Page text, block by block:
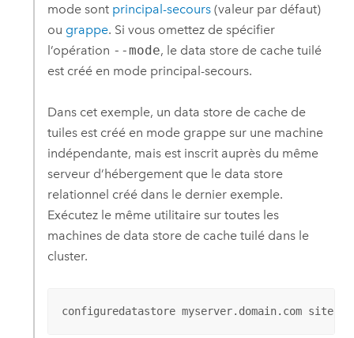
mode sont principal-secours(valeur par défaut)
ou grappe. Si vous omettez de spécifier
l’opération --mode, le data store de cache tuilé
est créé en mode principal-secours.
Dans cet exemple, un data store de cache de
tuiles est créé en mode grappe sur une machine
indépendante, mais est inscrit auprès du même
serveur d’hébergement que le data store
relationnel créé dans le dernier exemple.
Exécutez le même utilitaire sur toutes les
machines de data store de cache tuilé dans le
cluster.
configuredatastore myserver.domain.com